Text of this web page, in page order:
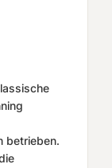
betrieben.